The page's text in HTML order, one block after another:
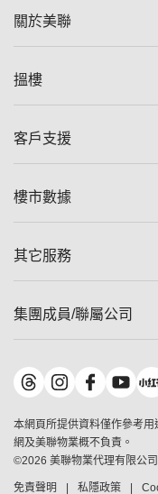
關於美聯
美聯集團
人才招募
搵樓
一手新盤
減價
美聯豪宅
獨家樓盤
租盤
客戶支援
自助放盤
查詢熱線
按揭計算機
負擔能力計算機
轉按計算機
繳款方式
樓市數據
樓價指數
歷史成交
屋苑成交排行榜
地區百科
其它服務
屋苑專頁
美聯精英會
美善會
地產代理管理協會
申報已遞交的購樓意向登
集團成員/聯屬公司
美聯物業
鋑聯控股*
美聯工商舖*
美聯中國
美聯澳門
本網頁所提供資料僅作參考
網及美聯物業概不負責。
©2026 美聯物業代理有限公
免責聲明 私隱政策